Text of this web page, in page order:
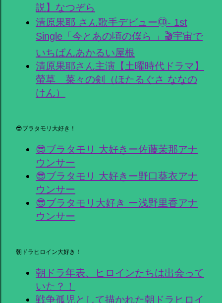
説】なつぞら
清原果耶 さん歌手デビュー🄭- 1st
Single「今とあの頃の僕ら 」🎬宇宙で
いちばんあかるい屋根
清原果耶さん主演【土曜時代ドラマ】
螢草 菜々の剣（ほたるぐさ ななの
けん）
😎ブラタモリ大好き！
😎ブラタモリ 大好きー佐藤茉那アナ
ウンサー
😎ブラタモリ 大好きー野口葵衣アナ
ウンサー
😎ブラタモリ大好き ー浅野里香アナ
ウンサー
朝ドラヒロイン大好き！
朝ドラ年表、ヒロインたちは出会って
いた？！
戦争孤児として描かれた朝ドラヒロイ